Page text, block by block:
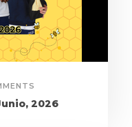
2026